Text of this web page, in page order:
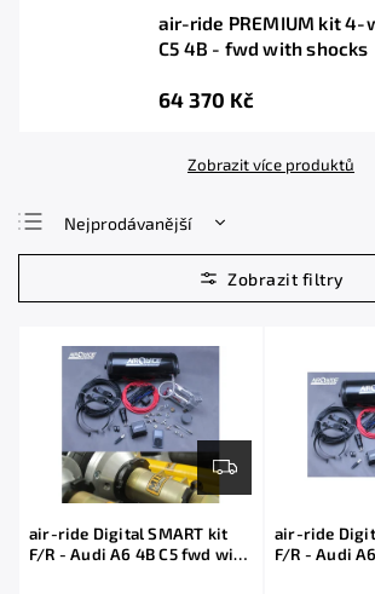
air-ride PREMIUM kit 4-
C5 4B - fwd with shocks
64 370 Kč
Zobrazit více produktů
Nejprodávanější
Nejlevnější
Nejdražší
air-ride Digital SMART kit
F/R - Audi A6 4B C5 fwd with
air-ride
F/R - Audi